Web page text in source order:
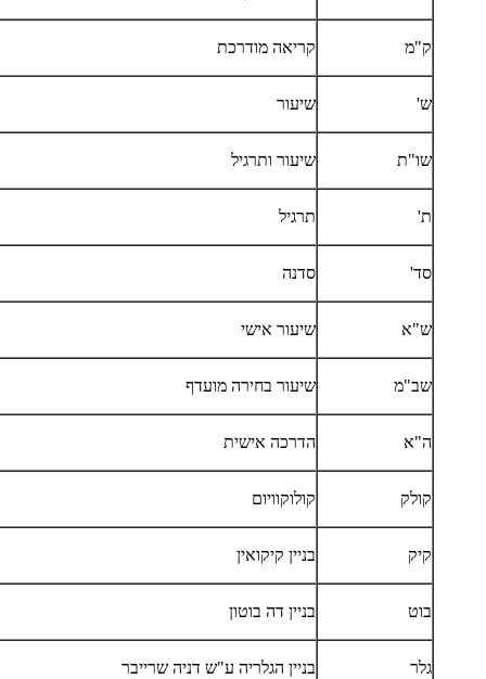
ק"מ קריאה מודרכת
ש' שיעור
שו"ת שיעור ותרגיל
ת' תרגיל
סד' סדנה
ש"א שיעור אישי
שב"מ שיעור בחירה מועדף
ה"א הדרכה אישית
קולק קולוקוויום
קיק בניין קיקואין
בוט בניין דה בוטון
גלר בניין הגלריה ע"ש דניה שרייבר